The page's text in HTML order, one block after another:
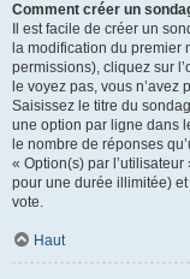
Comment créer un
Il est facile de créer un
la modification du premier
permissions), cliquez sur
le voyez pas, vous
Saisissez le titre du
une option par ligne dans
le nombre de réponses
« Option(s) par
pour une durée illimitée)
vote.
Haut